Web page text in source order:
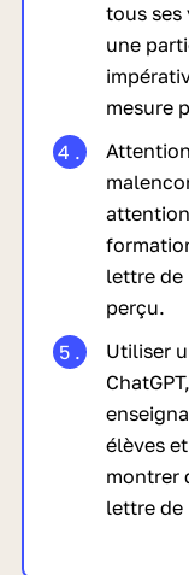
tous
une
mesure
lettre de
perçu.
Utiliser
élèves
montrer
lettre de